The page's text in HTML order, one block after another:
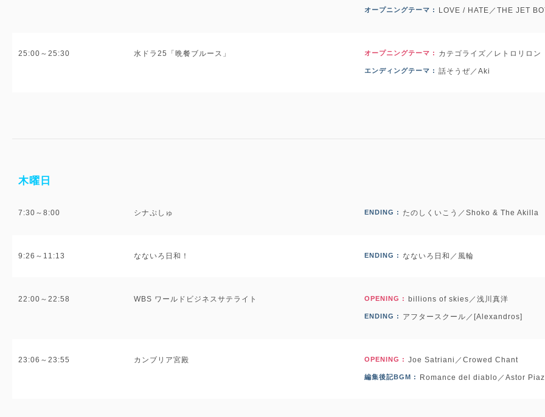
オープニングテーマ : LOVE / HATE／THE JET
25:00～25:30 水ドラ25「晩餐ブルース」 オープニングテーマ : カテゴライズ／レトロリロン
エンディングテーマ : 話そうぜ／Aki
木曜日
7:30～8:00 シナぷしゅ ENDING : たのしくいこう／Shoko & The Akilla
9:26～11:13 なないろ日和！ ENDING : なないろ日和／風輪
22:00～22:58 WBS ワールドビジネスサテライト OPENING : billions of skies／浅川真洋
ENDING : アフタースクール／[Alexandros]
23:06～23:55 カンブリア宮殿 OPENING : Joe Satriani／Crowed Chant
編集後記BGM : Romance del diablo／Astor